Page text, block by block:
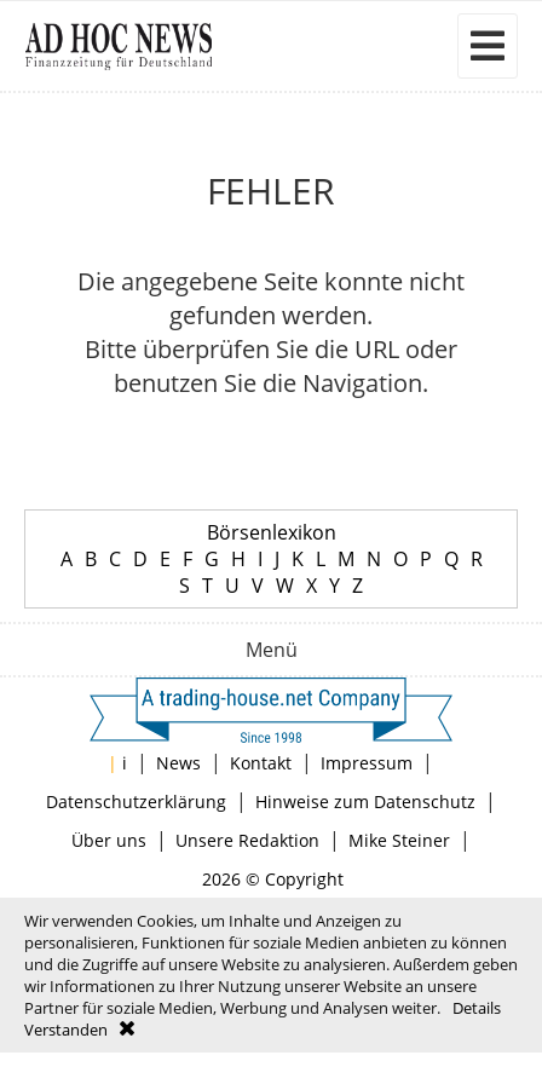
FEHLER
Die angegebene Seite konnte nicht
gefunden werden.
Bitte überprüfen Sie die URL oder
benutzen Sie die Navigation.
Börsenlexikon
A B C D E F G H I J K L M N O P Q R
S T U V W X Y Z
Menü
| i | News | Kontakt | Impressum |
Datenschutzerklärung| Hinweise zum Datenschutz |
Über uns | Unsere Redaktion | Mike Steiner|
2026 © Copyright
Wir verwenden Cookies, um Inhalte und Anzeigen zu
personalisieren, Funktionen für soziale Medien anbieten zu können
und die Zugriffe auf unsere Website zu analysieren. Außerdem geben
wir Informationen zu Ihrer Nutzung unserer Website an unsere
Partner für soziale Medien, Werbung und Analysen weiter.
Details
Verstanden